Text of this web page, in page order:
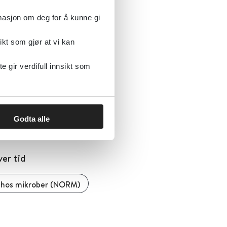
om deg for å kunne gi
som gjør at vi kan
gir verdifull innsikt som
Godta alle
Folkehelseinstituttet (FHI)
tid
mikrober (NORM)